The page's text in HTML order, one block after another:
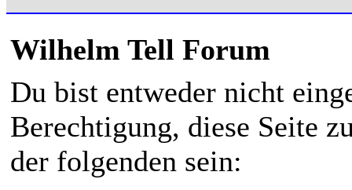
Wilhelm Tell Forum
Du bist entweder nicht
Berechtigung, diese Seite
der folgenden sein: